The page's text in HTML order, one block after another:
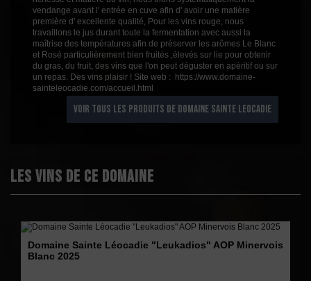
vendange avant l' entrée en cuve afin d' avoir une matière
première d' excellente qualité, Pour les vins rouge, nous
travaillons le jus durant toute la fermentation avec aussi la
maîtrise des températures afin de préserver les arômes Le Blanc
et Rosé particulièrement bien fruités ,élevés sur lie pour obtenir
du gras, du fruit, des vins que l'on peut déguster en apéritif ou sur
un repas. Des vins plaisir ! Site web : https://www.domaine-
sainteleocadie.com/accueil.html
VOIR TOUS LES PRODUITS DE DOMAINE SAINTE LEOCADIE
Les vins de ce domaine
Domaine Sainte Léocadie "Leukadios" AOP Minervois
Blanc 2025